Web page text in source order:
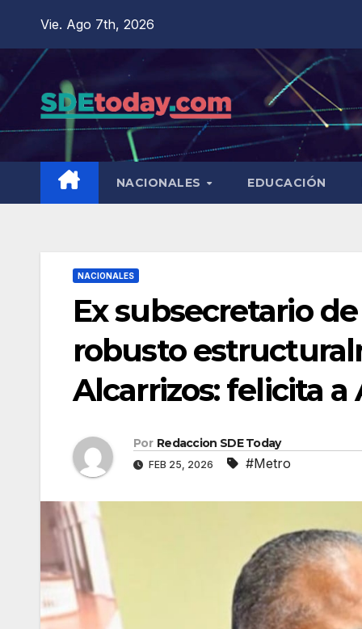
contenido
Vie. Ago 7th, 2026
NACIONALES EDUCACIÓN
NACIONALES
Ex subsecretario
robusto
Alcarrizos: felicita
Por Redaccion SDE Today
FEB 25, 2026 #Metro